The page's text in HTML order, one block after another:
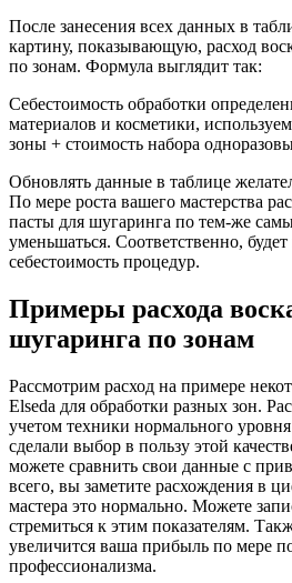
После занесения всех данных в
картину, показывающую, расход
по зонам. Формула выглядит так:
Себестоимость обработки
материалов и косметики,
зоны + стоимость набора
Обновлять данные в таблице
По мере роста вашего мастерства
пасты для шугаринга по тем-же
уменьшаться. Соответственно, будет
себестоимость процедур.
Примеры расхода
шугаринга по зонам
Рассмотрим расход на примере
Elseda для обработки разных зон.
учетом техники нормального
сделали выбор в пользу этой
можете сравнить свои данные с
всего, вы заметите расхождения в
мастера это нормально. Можете
стремиться к этим показателям.
увеличится ваша прибыль по мере
профессионализма.